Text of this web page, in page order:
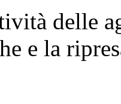
delle
e la